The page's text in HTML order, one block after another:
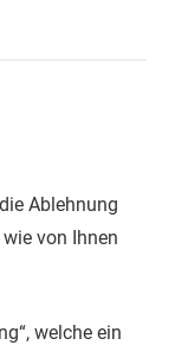
Ablehnung
von Ihnen
welche ein